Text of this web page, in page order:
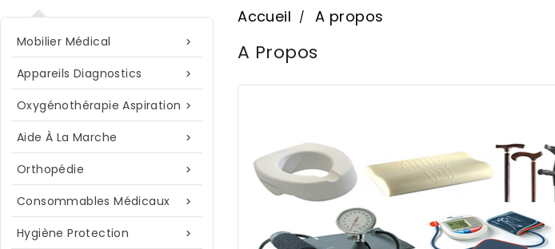

Mobilier Médical

Appareils Diagnostics

Oxygénothérapie Aspiration

Aide À La Marche

Orthopédie

Consommables Médicaux

Hygiène Protection
Accueil A propos
A Propos